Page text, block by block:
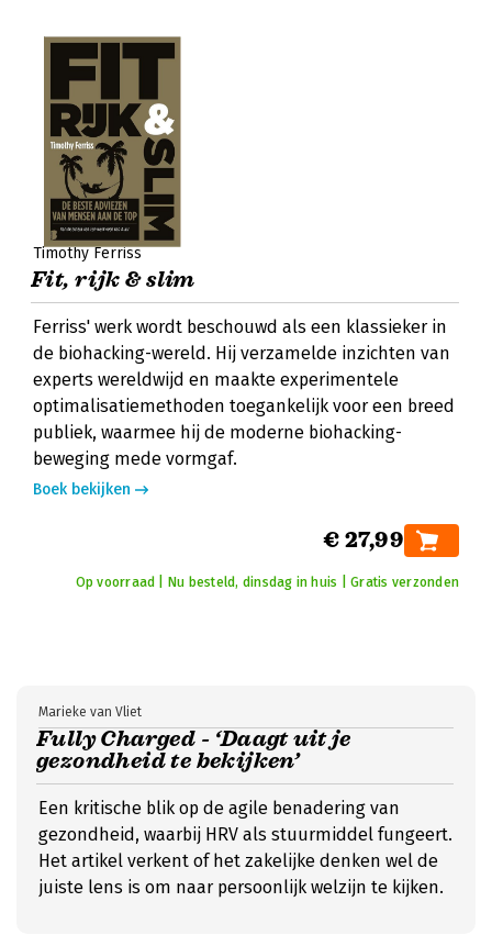
Timothy Ferriss
Fit, rijk & slim
Ferriss' werk wordt beschouwd als een klassieker in
de biohacking-wereld. Hij verzamelde inzichten van
experts wereldwijd en maakte experimentele
optimalisatiemethoden toegankelijk voor een breed
publiek, waarmee hij de moderne biohacking-
beweging mede vormgaf.
Boek bekijken
€ 27,99
Op voorraad | Nu besteld, dinsdag in huis | Gratis verzonden
Fully Charged - ‘Daagt uit je
gezondheid te bekijken’
Marieke van Vliet
Een kritische blik op de agile benadering van
gezondheid, waarbij HRV als stuurmiddel fungeert.
Het artikel verkent of het zakelijke denken wel de
juiste lens is om naar persoonlijk welzijn te kijken.